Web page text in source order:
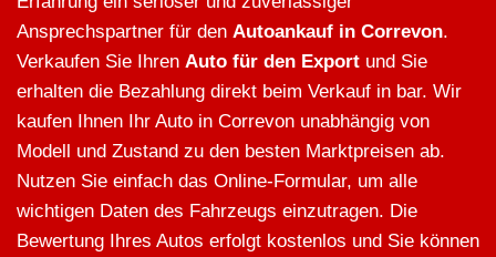
Ansprechspartner für den Autoankauf in Correvon.
Verkaufen Sie Ihren Auto für den Export und Sie
erhalten die Bezahlung direkt beim Verkauf in bar. Wir
kaufen Ihnen Ihr Auto in Correvon unabhängig von
Modell und Zustand zu den besten Marktpreisen ab.
Nutzen Sie einfach das Online-Formular, um alle
wichtigen Daten des Fahrzeugs einzutragen. Die
Bewertung Ihres Autos erfolgt kostenlos und Sie können